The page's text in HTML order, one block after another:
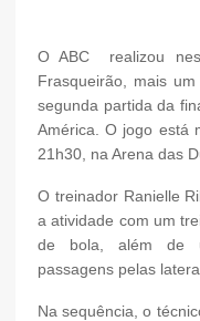
O ABC realizou
Frasqueirão, mais
segunda partida da
América. O jogo está
21h30, na Arena das
O treinador Ranielle
a atividade com um
de bola, além de
passagens pelas
Na sequência, o